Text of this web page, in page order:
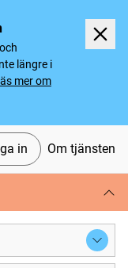
längre i
mer om
in Om tjänsten